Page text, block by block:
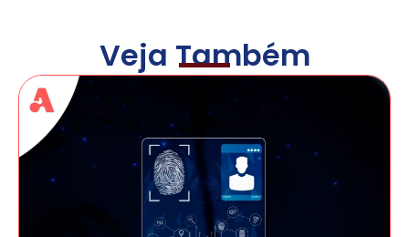
Veja Também